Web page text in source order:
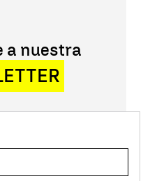
a nuestra